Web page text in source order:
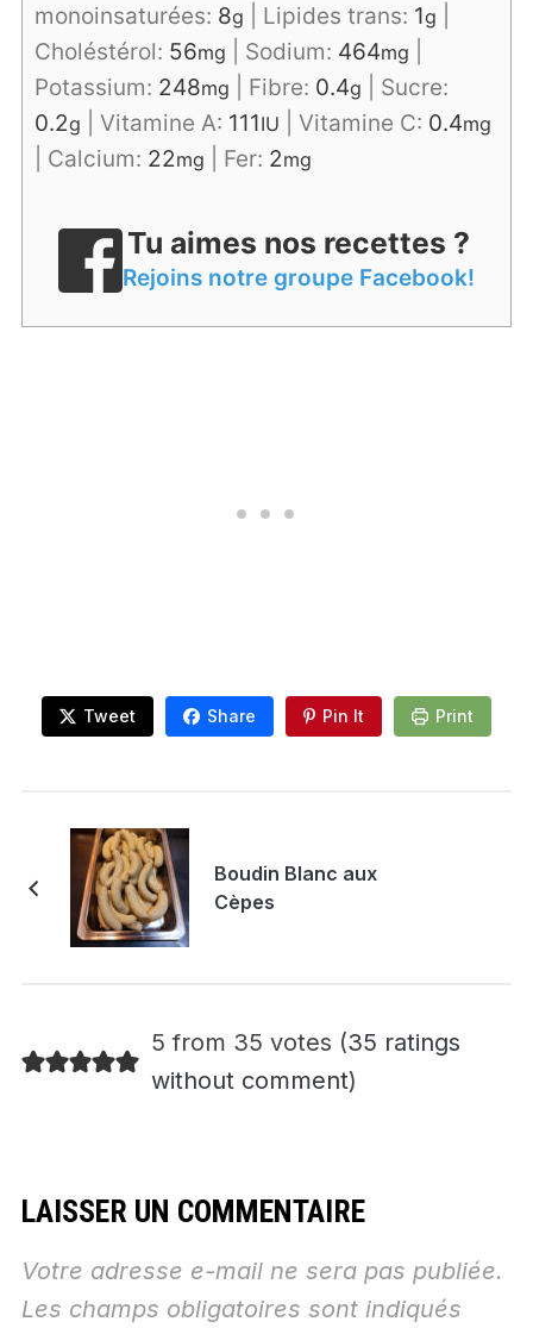
monoinsaturées: 8g Lipides trans: 1g
Choléstérol: 56mg Sodium: 464mg
Potassium: 248mg Fibre: 0.4g
Sucre:
0.2g Vitamine A: 111IU Vitamine C: 0.4mg
Calcium: 22mg Fer: 2mg
Tu aimes nos recettes ?
Rejoins notre groupe Facebook!
Tweet Share Pin It Print
Boudin Blanc aux
Cèpes
5 from 35 votes (35 ratings
without comment)
LAISSER UN COMMENTAIRE
Votre adresse e-mail ne sera pas publiée.
Les champs obligatoires sont indiqués